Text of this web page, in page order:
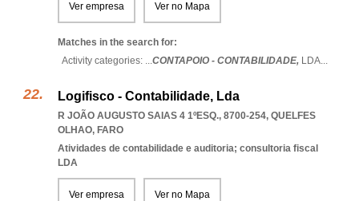
Ver empresa Ver no Mapa
Matches in the search for:
Activity categories: ...CONTAPOIO - CONTABILIDADE, LDA...
Logifisco - Contabilidade, Lda
R JOÃO AUGUSTO SAIAS 4 1ºESQ., 8700-254, QUELFES
OLHAO, FARO
Atividades de contabilidade e auditoria; consultoria fiscal
LDA
Ver empresa Ver no Mapa